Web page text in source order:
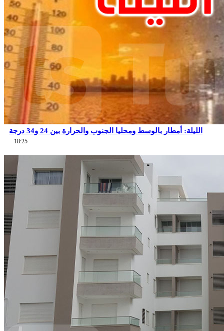
الليلة: أمطار بالوسط ومحليا الجنوب والحرارة بين 24 و34 درجة
18:25